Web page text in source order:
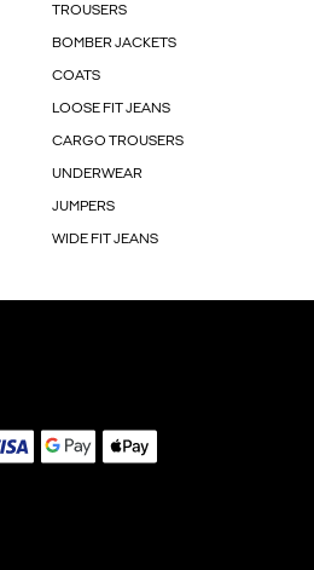
TROUSERS
BOMBER JACKETS
COATS
LOOSE FIT JEANS
CARGO TROUSERS
UNDERWEAR
JUMPERS
WIDE FIT JEANS